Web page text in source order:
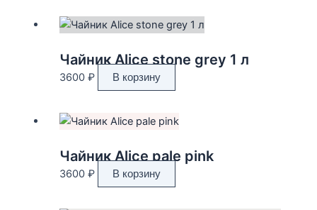
Чайник Alice stone grey 1 л
3600 ₽ В корзину
Чайник Alice pale pink
3600 ₽ В корзину